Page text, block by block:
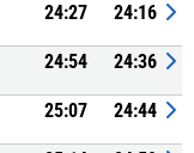
24:27 24:16
24:54 24:36
25:07 24:44